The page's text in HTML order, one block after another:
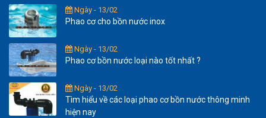
Ngày - 13/02
Phao cơ cho bồn nước inox
Ngày - 13/02
Phao cơ bồn nước loại nào tốt nhất ?
Ngày - 13/02
Tìm hiểu về các loại phao cơ bồn nước thông minh
hiện nay